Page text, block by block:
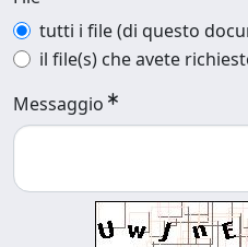
tutti i file (di questo
il file(s) che avete
Messaggio